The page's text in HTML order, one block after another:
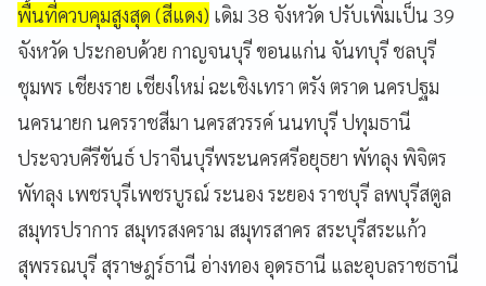
พื้นที่ควบคุมสูงสุด (สีแดง) เดิม 38 จังหวัด ปรับเพิ่มเป็น 39
จังหวัด ประกอบด้วย กาญจนบุรี ขอนแก่น จันทบุรี ชลบุรี
ชุมพร เชียงราย เชียงใหม่ ฉะเชิงเทรา ตรัง ตราด นครปฐม
นครนายก นครราชสีมา นครสวรรค์ นนทบุรี ปทุมธานี
ประจวบคีรีขันธ์ ปราจีนบุรีพระนครศรีอยุธยา พัทลุง พิจิตร
พัทลุง เพชรบุรีเพชรบูรณ์ ระนอง ระยอง ราชบุรี ลพบุรีสตูล
สมุทรปราการ สมุทรสงคราม สมุทรสาคร สระบุรีสระแก้ว
สุพรรณบุรี สุราษฎร์ธานี อ่างทอง อุดรธานี และอุบลราชธานี